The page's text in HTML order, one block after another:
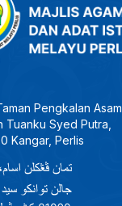
Pengkalan Asam,
Tuanku Syed Putra,
Kangar, Perlis